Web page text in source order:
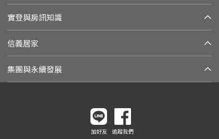
實登與房訊知識
信義居家
集團與永續發展
加好友 追蹤我們